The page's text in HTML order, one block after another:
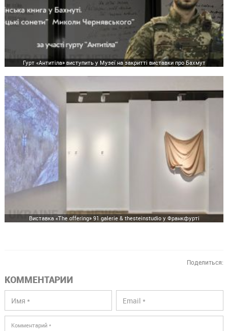
Гурт «Антитіла» виступить у Музеї на закритті виставки про Бахмут
Виставка «The offering» 91 galerie & thesteinstudio у Франкфурті
Поделиться:
КОММЕНТАРИИ